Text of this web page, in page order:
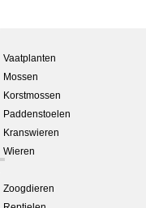
Vaatplanten
Mossen
Korstmossen
Paddenstoelen
Kranswieren
Wieren
Zoogdieren